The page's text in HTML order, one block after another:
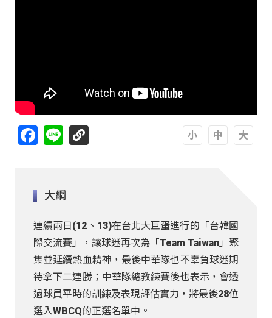
Facebook
Line
大綱
連續兩日(12、13)在台北大巨蛋進行的「台韓國
際交流賽」，讓球迷再次為「Team Taiwan」聚
集並延續熱血精神，最後中華隊也不辜負球迷期
待拿下二連勝；中華隊總教練賽後也表示，會透
過球員平時的訓練及表現評估實力，將最後28位
選入WBCQ的正選名單中。